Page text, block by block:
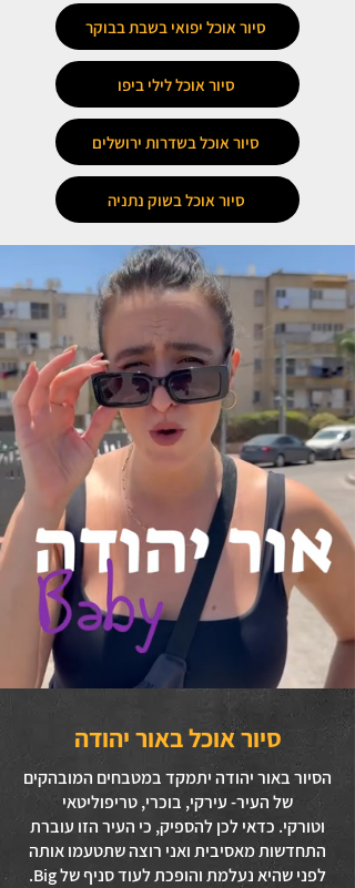
סיור אוכל יפואי בשבת בבוקר
סיור אוכל לילי ביפו
סיור אוכל בשדרות ירושלים
סיור אוכל בשוק נתניה
סיור אוכל באור יהודה
הסיור באור יהודה יתמקד במטבחים המובהקים
של העיר- עירקי, בוכרי, טריפוליטאי
וטורקי. כדאי לכן להספיק, כי העיר הזו עוברת
התחדשות מאסיבית ואני רוצה שתטעמו אותה
לפני שהיא נעלמת והופכת לעוד סניף של Big.